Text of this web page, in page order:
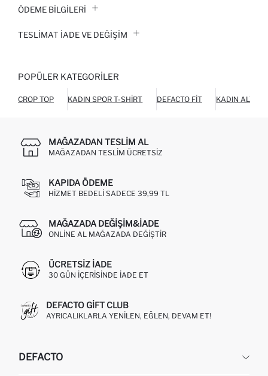
ÖDEME BİLGİLERİ
TESLIMAT İADE VE DEĞIŞIM
POPÜLER KATEGORILER
CROP TOP KADIN SPOR T-SHIRT DEFACTO FIT KADIN ALT
MAĞAZADAN TESLIM AL
MAĞAZADAN TESLIM ÜCRETSIZ
KAPIDA ÖDEME
HIZMET BEDELI SADECE 39,99 TL
MAĞAZADA DEĞIŞIM&İADE
ONLINE AL MAĞAZADA DEĞIŞTIR
ÜCRETSIZ IADE
30 GÜN IÇERISINDE IADE ET
DEFACTO GIFT CLUB
AYRICALIKLARLA YENILEN, EĞLEN, DEVAM ET!
DEFACTO